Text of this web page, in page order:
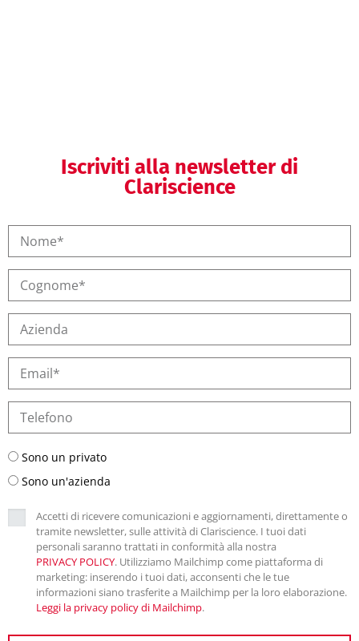
Iscriviti alla newsletter di
Clariscience
Sono un privato
Sono un'azienda
Accetti di ricevere comunicazioni e aggiornamenti, direttamente o
tramite newsletter, sulle attività di Clariscience. I tuoi dati
personali saranno trattati in conformità alla nostra
PRIVACY POLICY. Utilizziamo Mailchimp come piattaforma di
marketing: inserendo i tuoi dati, acconsenti che le tue
informazioni siano trasferite a Mailchimp per la loro elaborazione.
Leggi la privacy policy di Mailchimp.